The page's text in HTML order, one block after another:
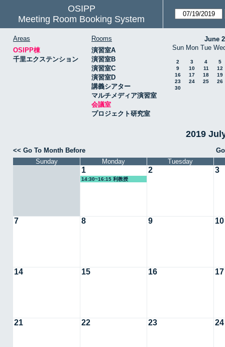
OSIPP
Meeting Room Booking System
Areas
OSIPP棟
千里エクステンション
Rooms
演習室A
演習室B
演習室C
演習室D
講義シアター
マルチメディア演習室
会議室
プロジェクト研究室
June
Sun Mon Tue
2 3 4
5
9
10 11
12
16
17 18
19
23
24 25
26
30
2019
<< Go To Month Before
Sunday
Monday Tuesday
1
14:30~16:15 利教授
2 3
7 8 9 10
14 15 16 17
21 22 23 24